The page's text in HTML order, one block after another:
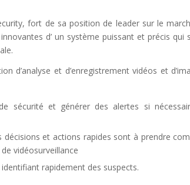
fort de sa position de leader sur le
d’ un système puissant et précis qui
d’analyse et d’enregistrement vidéos et
sécurité et générer des alertes si
et actions rapides sont à prendre
vidéosurveillance
rapidement des suspects.